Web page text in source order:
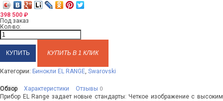
398 500 ₽
Под заказ
Кол-во:
КУПИТЬ В 1 КЛИК
Категории: Бинокли EL RANGE, Swarovski
Обзор Характеристики Отзывы 0
Прибор EL Range задает новые стандарты: Четкое изображение с высоким